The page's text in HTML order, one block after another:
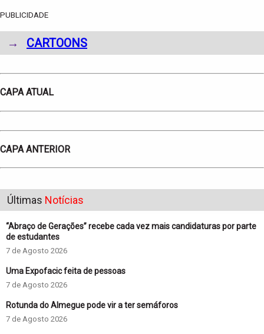
PUBLICIDADE
→ CARTOONS
CAPA ATUAL
CAPA ANTERIOR
Últimas Notícias
“Abraço de Gerações” recebe cada vez mais candidaturas por parte
de estudantes
7 de Agosto 2026
Uma Expofacic feita de pessoas
7 de Agosto 2026
Rotunda do Almegue pode vir a ter semáforos
7 de Agosto 2026